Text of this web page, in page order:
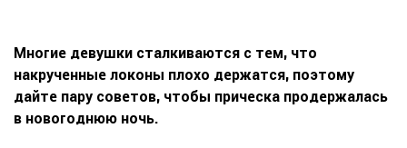
Многие девушки сталкиваются с тем, что
накрученные локоны плохо держатся, поэтому
дайте пару советов, чтобы прическа продержалась
в новогоднюю ночь.